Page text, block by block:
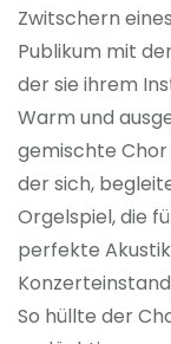
Zwitschern
Publikum mit
der sie ihrem
Warm und
gemischte
der sich,
Orgelspiel, die
perfekte
So hüllte der